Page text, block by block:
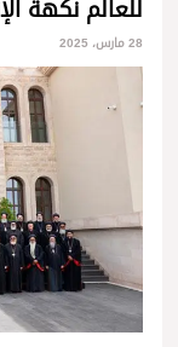
للعالم نكهة
28 مارس، 2025